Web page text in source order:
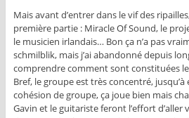
Mais avant d’entrer dans le vif des
première partie : Miracle Of Sound, le
le musicien irlandais… Bon ça n’a pas
schmilblik, mais j’ai abandonné depuis
comprendre comment sont constituées
Bref, le groupe est très concentré,
cohésion de groupe, ça joue bien mais
Gavin et le guitariste feront l’effort d’aller